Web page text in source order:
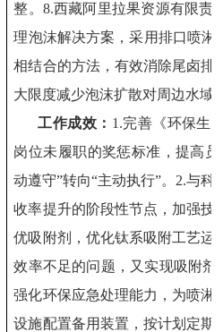
整。 8.西藏阿里拉果资源有限责
理泡沫解决方案，采用排口喷淋
相结合的方法，有效消除尾卤排
大限度减少泡沫扩散对周边水域
工作成效： 1.完善《环保生
岗位未履职的奖惩标准，提高
动遵守”转向“主动执行”。 2.与科
收率提升的阶段性节点，加强技
优吸附剂，优化钛系吸附工艺运
效率不足的问题，又实现吸附剂
强化环保应急处理能力，为喷淋
设施配置备用装置，按计划定期